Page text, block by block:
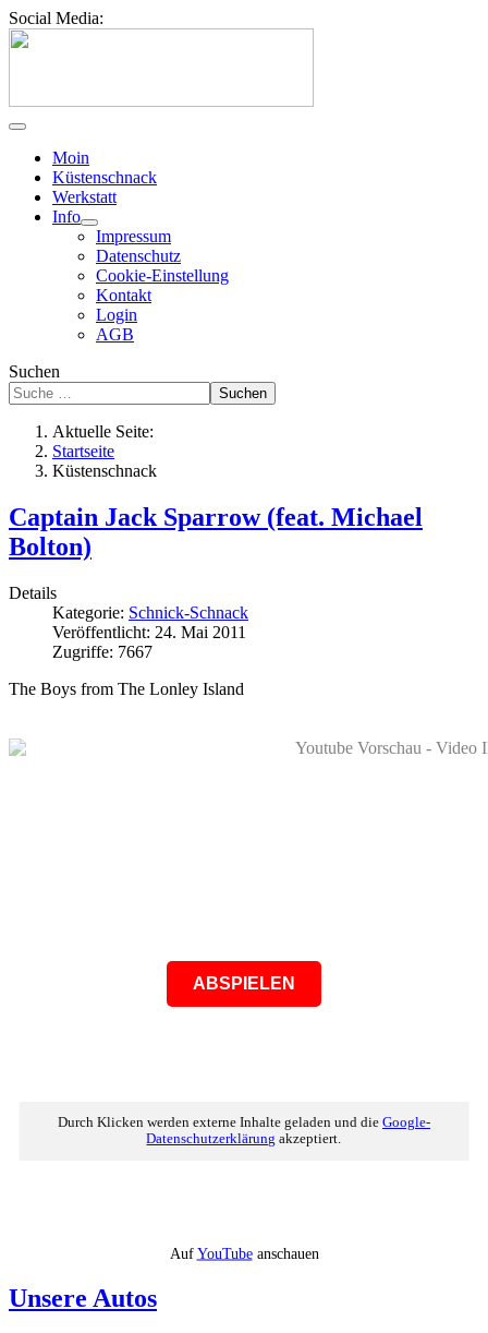
Social Media:
Moin
Küstenschnack
Werkstatt
Info
Impressum
Datenschutz
Cookie-Einstellung
Kontakt
Login
AGB
Suchen
Suchen
Aktuelle Seite:
Startseite
Küstenschnack
Captain Jack Sparrow (feat. Michael
Bolton)
Details
Kategorie: Schnick-Schnack
Veröffentlicht: 24. Mai 2011
Zugriffe: 7667
The Boys from The Lonley Island
ABSPIELEN
Durch Klicken werden externe Inhalte geladen und die Google-
Datenschutzerklärung akzeptiert.
AufYouTubeanschauen
Unsere Autos